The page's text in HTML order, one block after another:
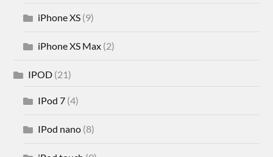
iPhone XS (9)
iPhone XS Max (2)
IPOD (21)
IPod 7 (4)
IPod nano (8)